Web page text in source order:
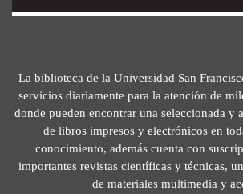
La biblioteca de la Universidad San
servicios diariamente para la atención de
donde pueden encontrar una seleccionada y
de libros impresos y electrónicos en
conocimiento, además cuenta con
importantes revistas científicas y técnicas,
de materiales multimedia y